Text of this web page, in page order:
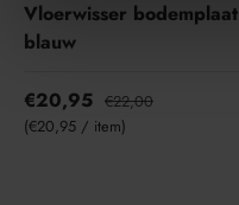
Vloerwisser bodemplaat
blauw
€20,95 €22,00
Eenheid prijs
€20,95 / item